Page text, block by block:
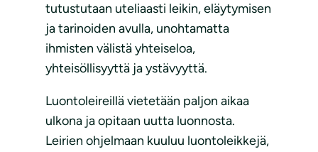
tutustutaan uteliaasti leikin, eläytymisen
ja tarinoiden avulla, unohtamatta
ihmisten välistä yhteiseloa,
yhteisöllisyyttä ja ystävyyttä.
Luontoleireillä vietetään paljon aikaa
ulkona ja opitaan uutta luonnosta.
Leirien ohjelmaan kuuluu luontoleikkejä,